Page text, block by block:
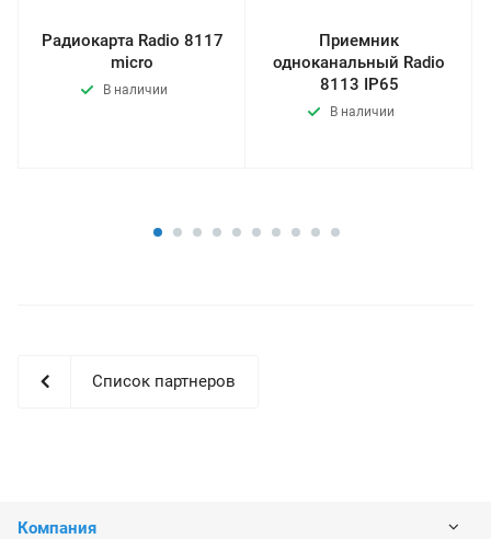
Радиокарта Radio 8117
micro
В наличии
Приемник
одноканальный Radio
8113 IP65
В наличии
Список партнеров
Компания